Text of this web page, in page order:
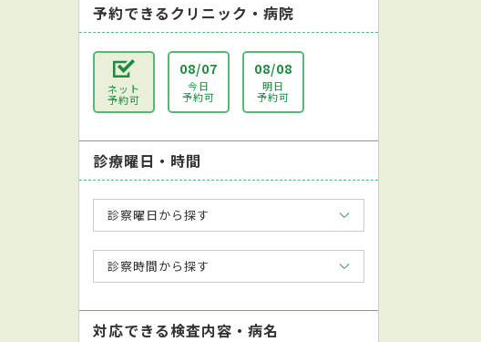
予約できるクリニック・病院
ネット
予約可
08/07
今日
予約可
08/08
明日
予約可
診療曜日・時間
診察曜日から探す
診察時間から探す
対応できる検査内容・病名